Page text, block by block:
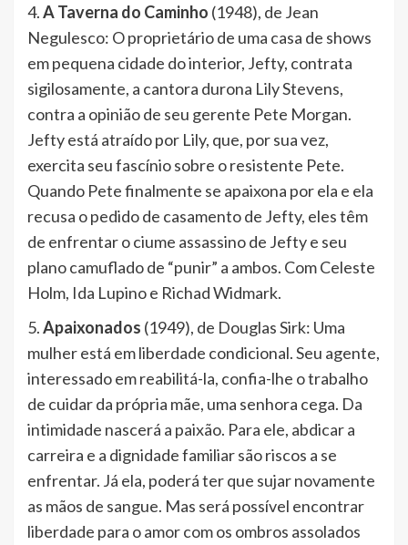
4.A Taverna do Caminho (1948), de Jean
Negulesco: O proprietário de uma casa de shows
em pequena cidade do interior, Jefty, contrata
sigilosamente, a cantora durona Lily Stevens,
contra a opinião de seu gerente Pete Morgan.
Jefty está atraído por Lily, que, por sua vez,
exercita seu fascínio sobre o resistente Pete.
Quando Pete finalmente se apaixona por ela e ela
recusa o pedido de casamento de Jefty, eles têm
de enfrentar o ciume assassino de Jefty e seu
plano camuflado de “punir” a ambos. Com Celeste
Holm, Ida Lupino e Richad Widmark.
5.Apaixonados (1949), de Douglas Sirk: Uma
mulher está em liberdade condicional. Seu agente,
interessado em reabilitá-la, confia-lhe o trabalho
de cuidar da própria mãe, uma senhora cega. Da
intimidade nascerá a paixão. Para ele, abdicar a
carreira e a dignidade familiar são riscos a se
enfrentar. Já ela, poderá ter que sujar novamente
as mãos de sangue. Mas será possível encontrar
liberdade para o amor com os ombros assolados